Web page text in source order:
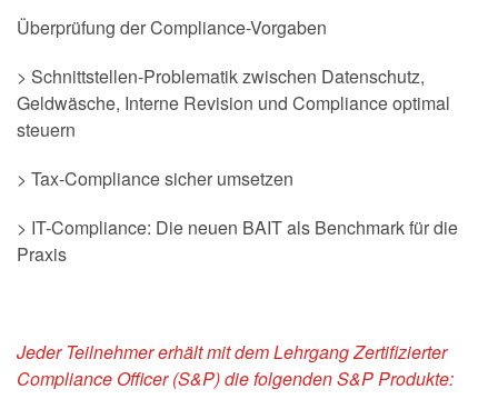
Überprüfung der Compliance-Vorgaben
> Schnittstellen-Problematik zwischen Datenschutz,
Geldwäsche, Interne Revision und Compliance optimal
steuern
> Tax-Compliance sicher umsetzen
> IT-Compliance: Die neuen BAIT als Benchmark für die
Praxis
Jeder Teilnehmer erhält mit dem Lehrgang Zertifizierter
Compliance Officer (S&P) die folgenden S&P Produkte: